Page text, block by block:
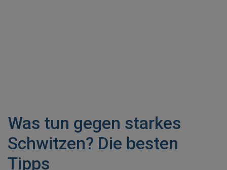
Was tun gegen starkes
Schwitzen? Die besten
Tipps